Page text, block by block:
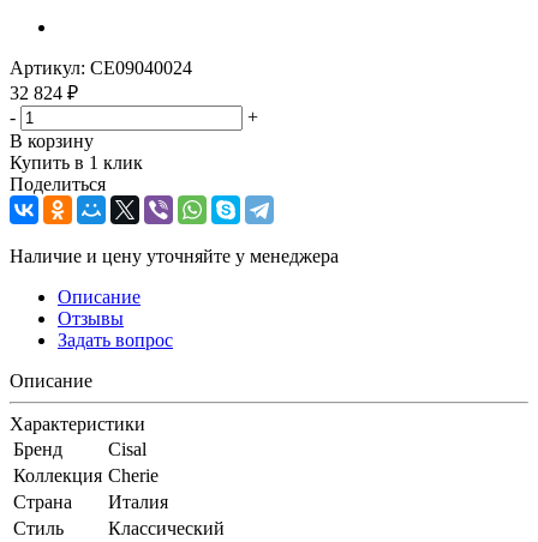
Артикул: CE09040024
32 824 ₽
-
+
В корзину
Купить в 1 клик
Поделиться
Наличие и цену уточняйте у менеджера
Описание
Отзывы
Задать вопрос
Описание
Характеристики
Бренд
Cisal
Коллекция Cherie
Страна
Италия
Стиль
Классический